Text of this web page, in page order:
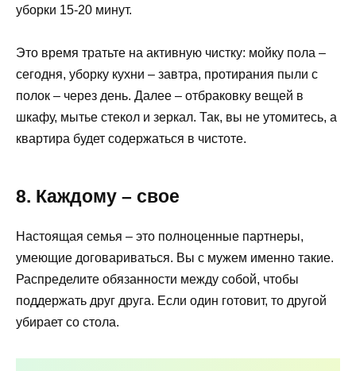
уборки 15-20 минут.
Это время тратьте на активную чистку: мойку пола –
сегодня, уборку кухни – завтра, протирания пыли с
полок – через день. Далее – отбраковку вещей в
шкафу, мытье стекол и зеркал. Так, вы не утомитесь, а
квартира будет содержаться в чистоте.
8. Каждому – свое
Настоящая семья – это полноценные партнеры,
умеющие договариваться. Вы с мужем именно такие.
Распределите обязанности между собой, чтобы
поддержать друг друга. Если один готовит, то другой
убирает со стола.